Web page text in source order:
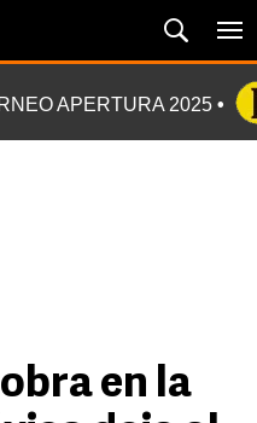
APERTURA 2025
en la